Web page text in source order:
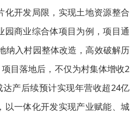
开发局限，实现土地资源整合
商业综合体项目为例，项目通
纳入村园整体改造，高效破解历
目落地后，不仅为村集体增收2
产后续预计实现年营收超24亿
以一体化开发实现产业赋能、城